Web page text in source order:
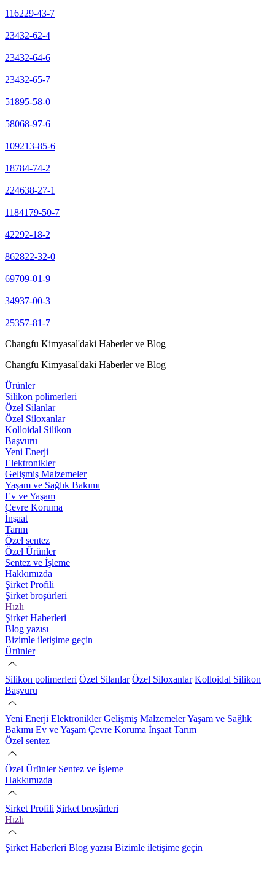
116229-43-7
23432-62-4
23432-64-6
23432-65-7
51895-58-0
58068-97-6
109213-85-6
18784-74-2
224638-27-1
1184179-50-7
42292-18-2
862822-32-0
69709-01-9
34937-00-3
25357-81-7
Changfu Kimyasal'daki Haberler ve Blog
Changfu Kimyasal'daki Haberler ve Blog
Ürünler
Silikon polimerleri
Özel Silanlar
Özel Siloxanlar
Kolloidal Silikon
Başvuru
Yeni Enerji
Elektronikler
Gelişmiş Malzemeler
Yaşam ve Sağlık Bakımı
Ev ve Yaşam
Çevre Koruma
İnşaat
Tarım
Özel sentez
Özel Ürünler
Sentez ve İşleme
Hakkımızda
Şirket Profili
Şirket broşürleri
Hızlı
Şirket Haberleri
Blog yazısı
Bizimle iletişime geçin
Ürünler
Silikon polimerleri Özel Silanlar Özel Siloxanlar Kolloidal Silikon
Başvuru
Yeni Enerji Elektronikler Gelişmiş MalzemelerYaşam ve Sağlık
Bakımı Ev ve Yaşam Çevre Koruma İnşaat Tarım
Özel sentez
Özel Ürünler Sentez ve İşleme
Hakkımızda
Şirket Profili Şirket broşürleri
Hızlı
Şirket Haberleri Blog yazısı Bizimle iletişime geçin